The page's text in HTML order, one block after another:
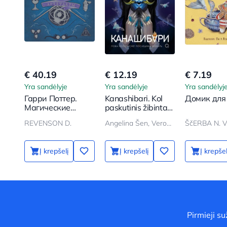
€ 40.19
Yra sandėlyje
Гарри Поттер.
Магические
REVENSON D.
Į krepšelį
€ 12.19
Yra sandėlyje
Kanashibari. Kol
paskutinis žibintas
Angelina Šen, Veronika Šen
Į krepšelį
€ 7.19
Yra sandėlyje
Домик
ŠčERBA N.
Į
Pirmieji